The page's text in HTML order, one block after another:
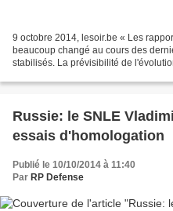
9 octobre 2014, lesoir.be « Les
beaucoup changé au cours des
stabilisés. La prévisibilité de
Russie: le SNLE
essais d'homologation
Publié le 10/10/2014 à 11:40
Par RP Defense